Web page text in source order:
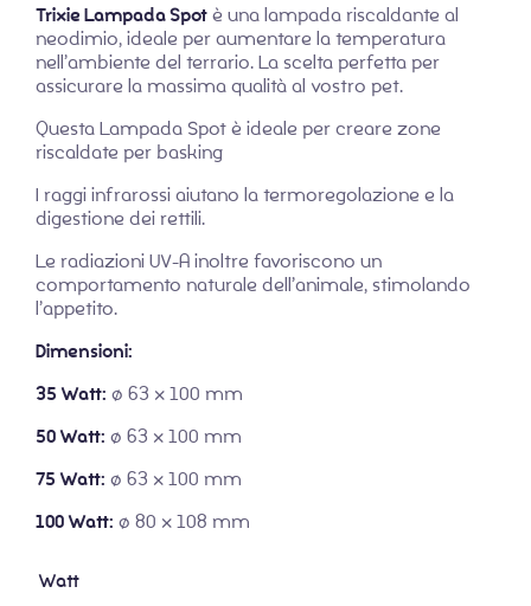
Trixie Lampada Spotè una lampada riscaldante al
neodimio, ideale per aumentare la temperatura
nell’ambiente del terrario. La scelta perfetta per
assicurare la massima qualità al vostro pet.
Questa Lampada Spot è ideale per creare zone
riscaldate per basking
I raggi infrarossi aiutano la termoregolazione e la
digestione dei rettili.
Le radiazioni UV-A inoltre favoriscono un
comportamento naturale dell’animale, stimolando
l’appetito.
Dimensioni:
35 Watt: ø 63 × 100 mm
50 Watt: ø 63 × 100 mm
75 Watt: ø 63 × 100 mm
100 Watt: ø 80 × 108 mm
Watt